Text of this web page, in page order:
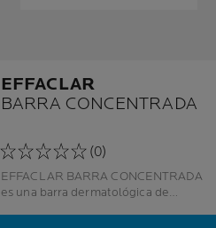
EFFACLAR
BARRA CONCENTRADA
(0)
EFFACLAR BARRA CONCENTRADA
es una barra dermatológica de